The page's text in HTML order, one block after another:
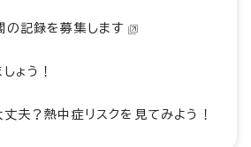
の記録を募集します
ょう！
夫？熱中症リスクを見てみよう！